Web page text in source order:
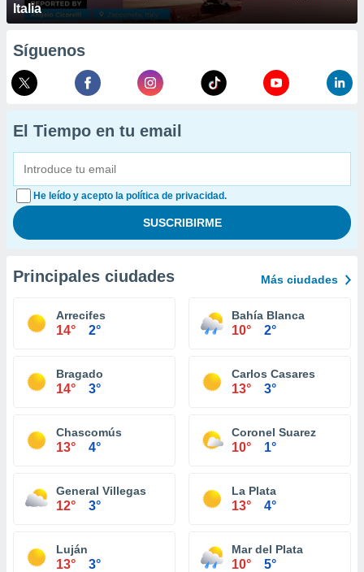
Italia
Síguenos
El Tiempo en tu email
He leído y acepto la política de privacidad.
Principales ciudades Más ciudades
Arrecifes
14° 2°
Bahía Blanca
10° 2°
Bragado
14° 3°
Carlos Casares
13° 3°
Chascomús
13° 4°
Coronel Suarez
10° 1°
General Villegas
12° 3°
La Plata
13° 4°
Luján
13° 3°
Mar del Plata
10° 5°